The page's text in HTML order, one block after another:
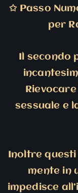
✩Passo
per
Il secondo
sessuale e
Inoltre
mente in
impedisce